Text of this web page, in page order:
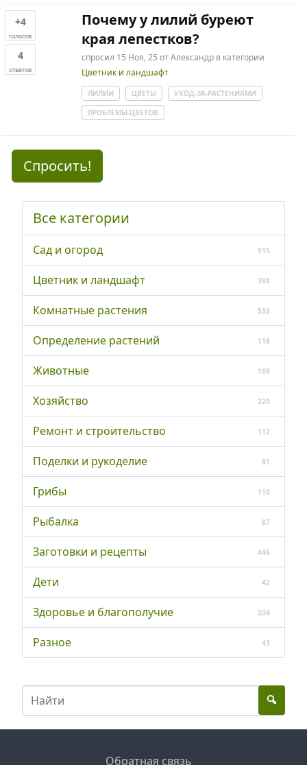
+4
голосов
4
ответов
Почему у лилий буреют
края лепестков?
спросил 15 Ноя, 25 отАлександр в категории
Цветник и ландшафт
ЛИЛИИ ЦВЕТЫ
УХОД-ЗА-РАСТЕНИЯМИ
ПРОБЛЕМЫ-ЦВЕТОВ
Спросить!
Все категории
Сад и огород 915
Цветник и ландшафт 388
Комнатные растения 533
Определение растений 118
Животные 189
Хозяйство 220
Ремонт и строительство 112
Поделки и рукоделие 81
Грибы 110
Рыбалка 87
Заготовки и рецепты 446
Дети 42
Здоровье и благополучие 204
Разное 43
Обратная связь